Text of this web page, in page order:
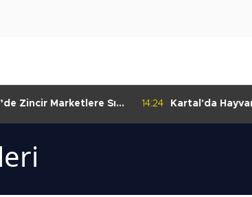
Zincir Marketlere Sıkı
14:24
Kartal'da